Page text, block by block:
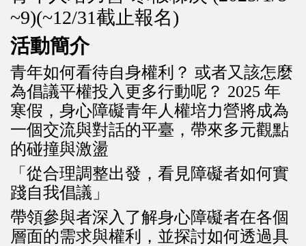
~9)(~12/31截止報名)
活動簡介
青年如何看待自身權利？ 或者又該怎麼
為倡議平權投入更多行動呢？ 2025 年
寒假，身心障礙青年人權培力營將成為
一個交流與對話的平臺，帶來多元觀點
的碰撞與激盪
「從合理調整出發，看見障礙者如何實
踐自我倡議」
帶領參與者深入了解身心障礙者在各個
層面的需求與權利，並探討如何透過具